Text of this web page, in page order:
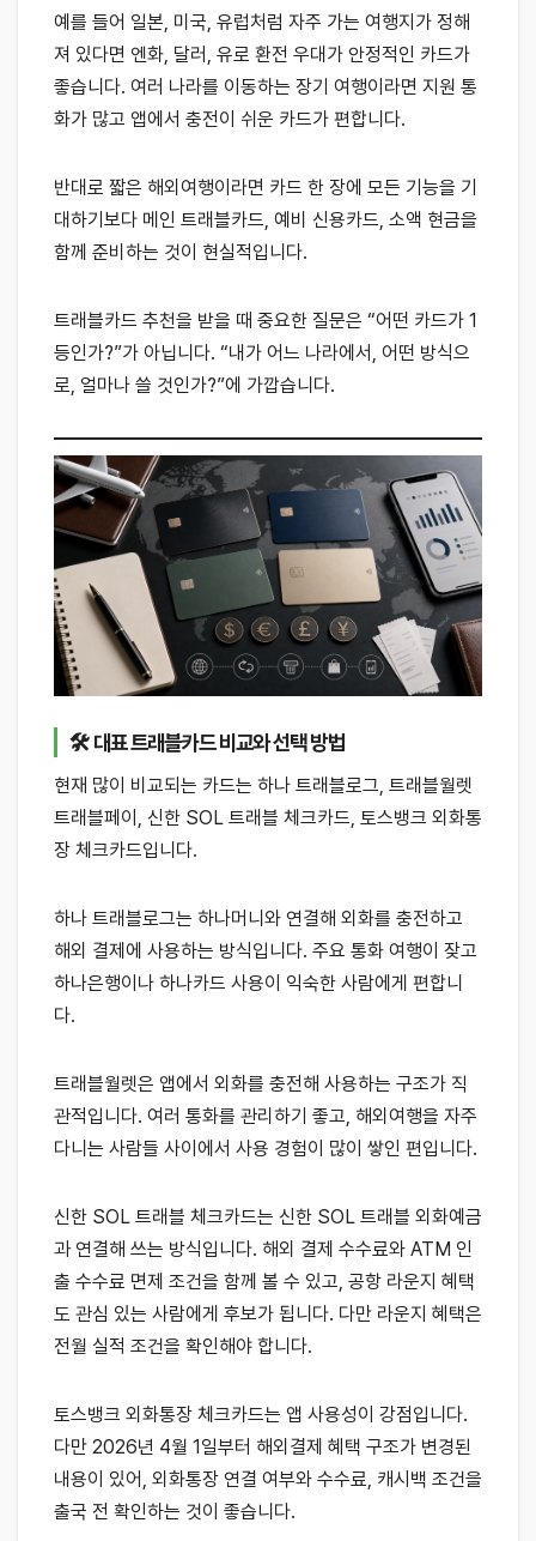
예를 들어 일본, 미국, 유럽처럼 자주 가는 여행지가 정해
져 있다면 엔화, 달러, 유로 환전 우대가 안정적인 카드가
좋습니다. 여러 나라를 이동하는 장기 여행이라면 지원 통
화가 많고 앱에서 충전이 쉬운 카드가 편합니다.
반대로 짧은 해외여행이라면 카드 한 장에 모든 기능을 기
대하기보다 메인 트래블카드, 예비 신용카드, 소액 현금을
함께 준비하는 것이 현실적입니다.
트래블카드 추천을 받을 때 중요한 질문은 “어떤 카드가 1
등인가?”가 아닙니다. “내가 어느 나라에서, 어떤 방식으
로, 얼마나 쓸 것인가?”에 가깝습니다.
🛠 대표 트래블카드 비교와 선택 방법
현재 많이 비교되는 카드는 하나 트래블로그, 트래블월렛
트래블페이, 신한 SOL 트래블 체크카드, 토스뱅크 외화통
장 체크카드입니다.
하나 트래블로그는 하나머니와 연결해 외화를 충전하고
해외 결제에 사용하는 방식입니다. 주요 통화 여행이 잦고
하나은행이나 하나카드 사용이 익숙한 사람에게 편합니
다.
트래블월렛은 앱에서 외화를 충전해 사용하는 구조가 직
관적입니다. 여러 통화를 관리하기 좋고, 해외여행을 자주
다니는 사람들 사이에서 사용 경험이 많이 쌓인 편입니다.
신한 SOL 트래블 체크카드는 신한 SOL 트래블 외화예금
과 연결해 쓰는 방식입니다. 해외 결제 수수료와 ATM 인
출 수수료 면제 조건을 함께 볼 수 있고, 공항 라운지 혜택
도 관심 있는 사람에게 후보가 됩니다. 다만 라운지 혜택은
전월 실적 조건을 확인해야 합니다.
토스뱅크 외화통장 체크카드는 앱 사용성이 강점입니다.
다만 2026년 4월 1일부터 해외결제 혜택 구조가 변경된
내용이 있어, 외화통장 연결 여부와 수수료, 캐시백 조건을
출국 전 확인하는 것이 좋습니다.